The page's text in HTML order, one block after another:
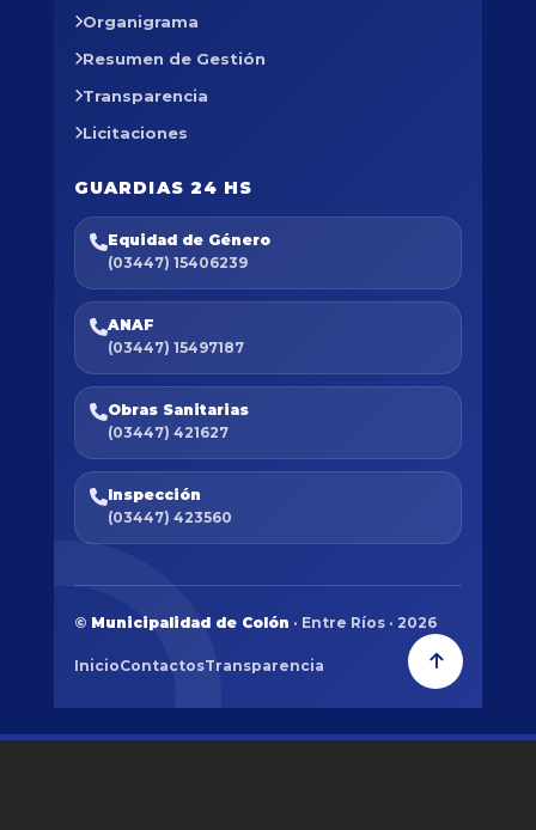
Organigrama
Resumen de Gestión
Transparencia
Licitaciones
GUARDIAS 24 HS
Equidad de Género
(03447) 15406239
ANAF
(03447) 15497187
Obras Sanitarias
(03447) 421627
Inspección
(03447) 423560
© Municipalidad de Colón · Entre Ríos · 2026
InicioContactosTransparencia